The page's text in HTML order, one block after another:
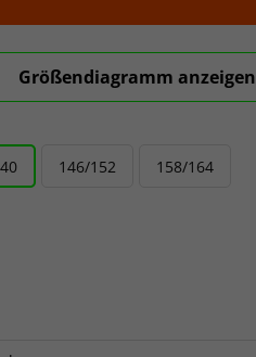
Größendiagramm anzeigen
146/152 158/164